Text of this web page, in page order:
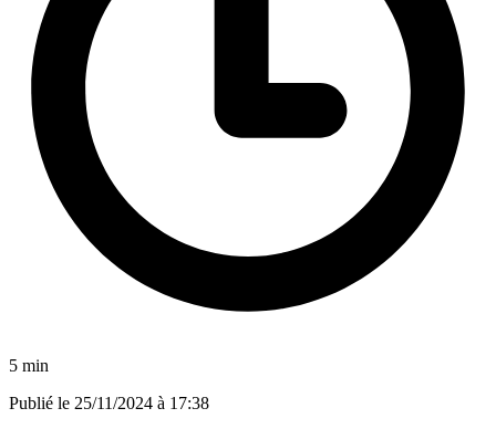
5 min
Publié le 25/11/2024 à 17:38